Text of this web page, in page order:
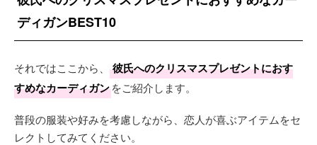
ディガンBEST10
それではここから、
彼氏へのクリスマスプレゼントにおす
すめなカーディガンをご紹介します。
普段の服装や好みを考慮しながら、恋人が喜ぶアイテムをセ
レクトしてみてください。